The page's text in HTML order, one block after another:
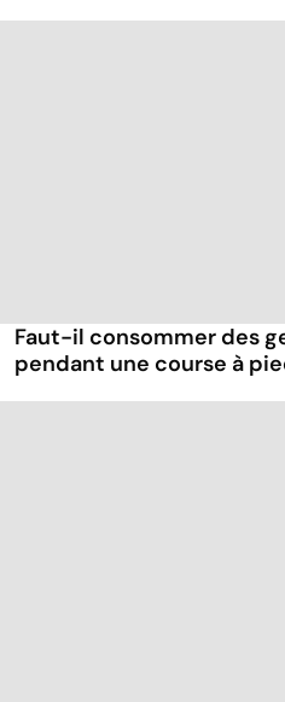
Faut-il consommer des
pendant une course à